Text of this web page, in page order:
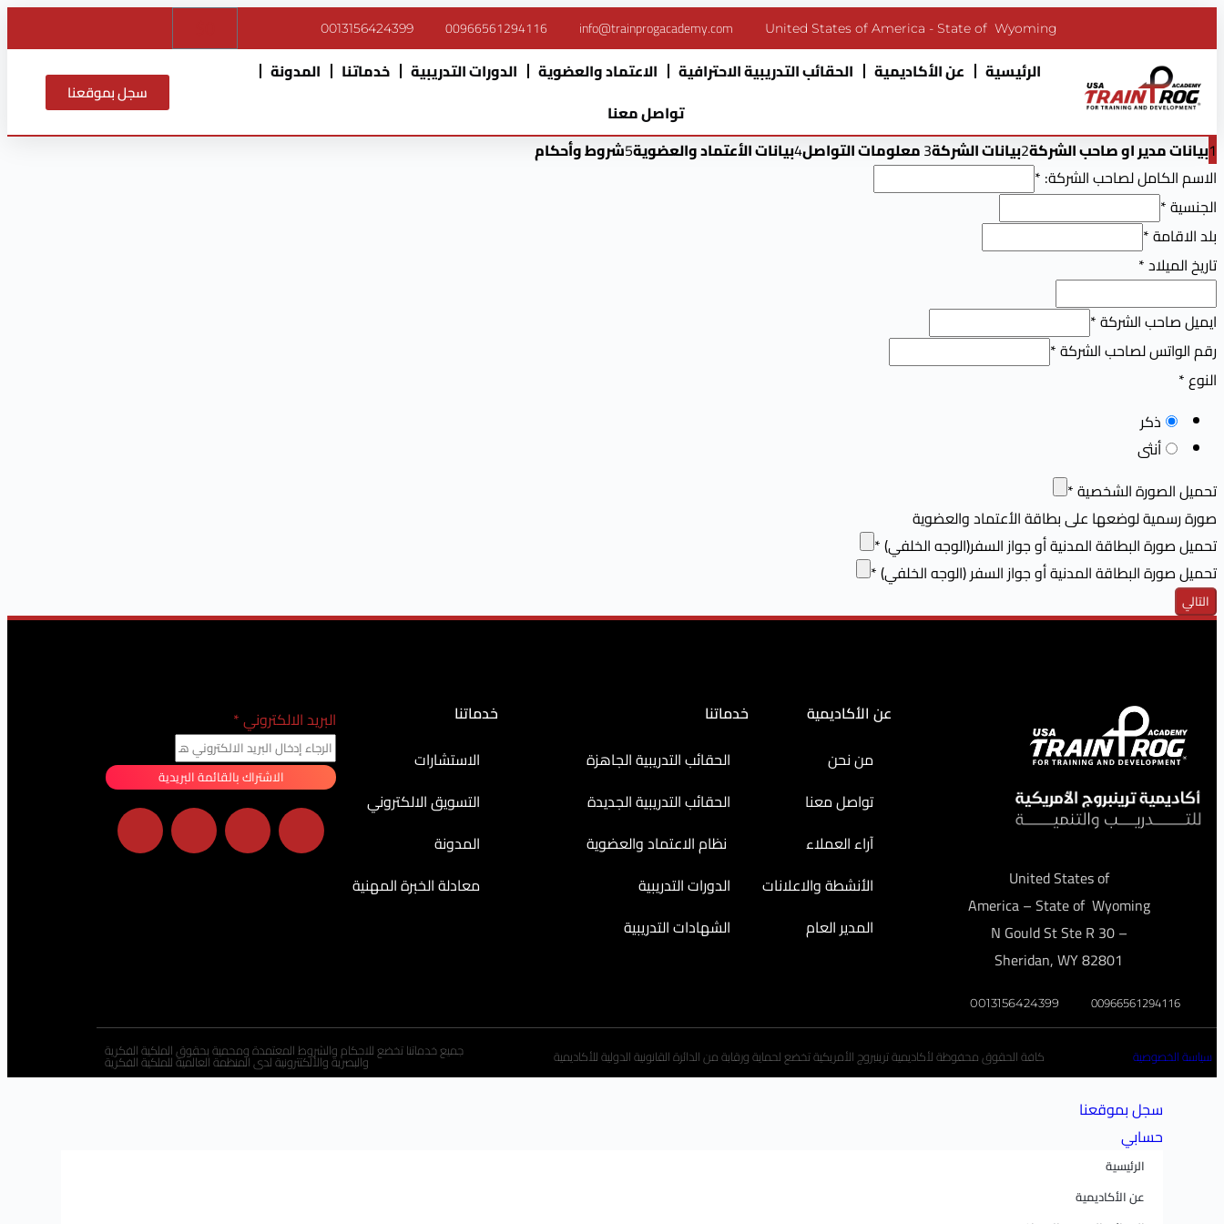
0013156424399 00966561294116 info@trainprogacademy.com United States of America - State of Wyoming
الرئيسية عن الأكاديمية الحقائب التدريبية الاحترافية الاعتماد والعضوية الدورات التدريبية خدماتنا
المدونة
تواصل معنا
سجل بموقعنا
1بيانات مدير او صاحب الشركة2بيانات الشركة3معلومات التواصل4بيانات الأعتماد والعضوية5شروط وأحكام
الاسم الكامل لصاحب الشركة: *
الجنسية*
بلد الاقامة*
تاريخ الميلاد*
ايميل صاحب الشركة*
رقم الواتس لصاحب الشركة*
النوع*
ذكر
أنثى
تحميل الصورة الشخصية*
صورة رسمية لوضعها على بطاقة الأعتماد والعضوية
تحميل صورة البطاقة المدنية أو جواز السفر(الوجه الخلفي)*
تحميل صورة البطاقة المدنية أو جواز السفر (الوجه الخلفي)*
التالي
United States of
America – State of Wyoming
– 30 N Gould St Ste R
Sheridan, WY 82801
0013156424399 00966561294116
عن الأكاديمية
من نحن
تواصل معنا
آراء العملاء
الأنشطة والاعلانات
المدير العام
خدماتنا
الحقائب التدريبية الجاهزة
الحقائب التدريبية الجديدة
نظام الاعتماد والعضوية
الدورات التدريبية
الشهادات التدريبية
خدماتنا
الاستشارات
التسويق الالكتروني
المدونة
معادلة الخبرة المهنية
البريد الالكتروني*
الاشتراك بالقائمة البريدية
سياسة الخصوصية كافة الحقوق محفوظة لأكاديمية ترينبروج الأمريكية تخضع لحماية ورقابة من الدائرة القانونية الدولية للأكاديمية جميع خدماتنا تخضع للاحكام والشروط المعتمدة ومحمية بحقوق الملكية الفكرية
والبصرية والألكتترونية لدى المنظمة العالمية للملكية الفكرية
سجل بموقعنا
حسابي
الرئيسية
عن الأكاديمية